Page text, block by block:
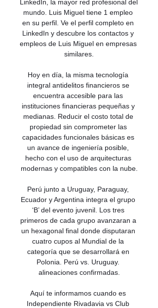
LinkedIn, la mayor red profesional del
mundo. Luis Miguel tiene 1 empleo
en su perfil. Ve el perfil completo en
LinkedIn y descubre los contactos y
empleos de Luis Miguel en empresas
similares.
Hoy en día, la misma tecnología
integral antidelitos financieros se
encuentra accesible para las
instituciones financieras pequeñas y
medianas. Reducir el costo total de
propiedad sin comprometer las
capacidades funcionales básicas es
un avance de ingeniería posible,
hecho con el uso de arquitecturas
modernas y compatibles con la nube.
Perú junto a Uruguay, Paraguay,
Ecuador y Argentina integra el grupo
‘B’ del evento juvenil. Los tres
primeros de cada grupo avanzaran a
un hexagonal final donde disputaran
cuatro cupos al Mundial de la
categoría que se desarrollará en
Polonia. Perú vs. Uruguay.
alineaciones confirmadas.
Aquí te informamos cuando es
Independiente Rivadavia vs Club